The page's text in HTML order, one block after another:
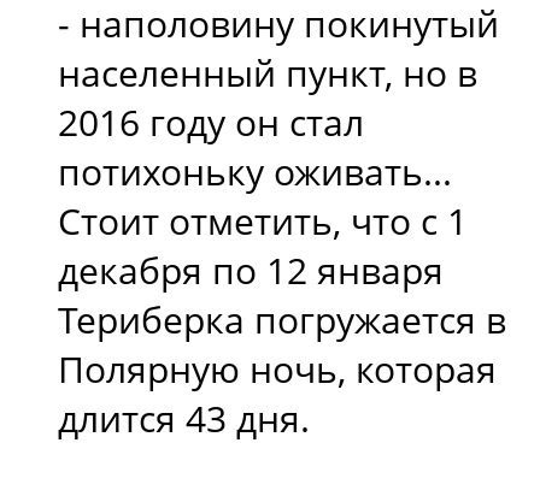
- наполовину покинутый
населенный пункт, но в
2016 году он стал
потихоньку оживать...
Стоит отметить, что с 1
декабря по 12 января
Териберка погружается в
Полярную ночь, которая
длится 43 дня.